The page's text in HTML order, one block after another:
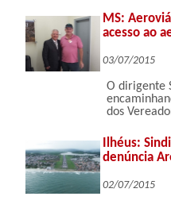
MS:
acesso ao
03/07/2015
O dirigente
dos
Ilhéus:
denúncia
02/07/2015